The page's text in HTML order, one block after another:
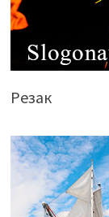
Резак